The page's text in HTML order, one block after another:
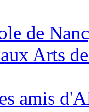
de
Arts
amis